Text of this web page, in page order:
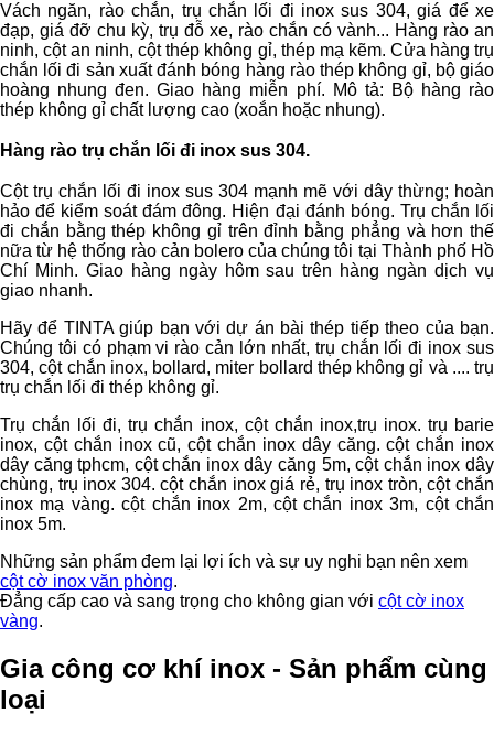
Vách ngăn, rào chắn, trụ chắn lối đi inox sus 304, giá để xe
đạp, giá đỡ chu kỳ, trụ đỗ xe, rào chắn có vành... Hàng rào an
ninh, cột an ninh, cột thép không gỉ, thép mạ kẽm. Cửa hàng trụ
chắn lối đi sản xuất đánh bóng hàng rào thép không gỉ, bộ giáo
hoàng nhung đen. Giao hàng miễn phí. Mô tả: Bộ hàng rào
thép không gỉ chất lượng cao (xoắn hoặc nhung).
Hàng rào trụ chắn lối đi inox sus 304.
Cột trụ chắn lối đi inox sus 304 mạnh mẽ với dây thừng; hoàn
hảo để kiểm soát đám đông. Hiện đại đánh bóng. Trụ chắn lối
đi chắn bằng thép không gỉ trên đỉnh bằng phẳng và hơn thế
nữa từ hệ thống rào cản bolero của chúng tôi tại Thành phố Hồ
Chí Minh. Giao hàng ngày hôm sau trên hàng ngàn dịch vụ
giao nhanh.
Hãy để TINTA giúp bạn với dự án bài thép tiếp theo của bạn.
Chúng tôi có phạm vi rào cản lớn nhất, trụ chắn lối đi inox sus
304, cột chắn inox, bollard, miter bollard thép không gỉ và .... trụ
trụ chắn lối đi thép không gỉ.
Trụ chắn lối đi, trụ chắn inox, cột chắn inox,trụ inox. trụ barie
inox, cột chắn inox cũ, cột chắn inox dây căng. cột chắn inox
dây căng tphcm, cột chắn inox dây căng 5m, cột chắn inox dây
chùng, trụ inox 304. cột chắn inox giá rẻ, trụ inox tròn, cột chắn
inox mạ vàng. cột chắn inox 2m, cột chắn inox 3m, cột chắn
inox 5m.
Những sản phẩm đem lại lợi ích và sự uy nghi bạn nên xem
cột cờ inox văn phòng.
Đẳng cấp cao và sang trọng cho không gian với cột cờ inox
vàng.
Gia công cơ khí inox - Sản phẩm cùng
loại